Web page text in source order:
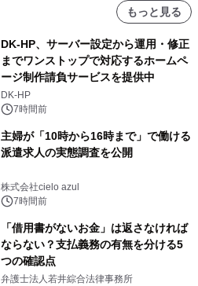
もっと見る
DK-HP、サーバー設定から運用・修正
までワンストップで対応するホームペ
ージ制作請負サービスを提供中
DK-HP
7時間前
主婦が「10時から16時まで」で働ける
派遣求人の実態調査を公開
株式会社cielo azul
7時間前
「借用書がないお金」は返さなければ
ならない？支払義務の有無を分ける5
つの確認点
弁護士法人若井綜合法律事務所